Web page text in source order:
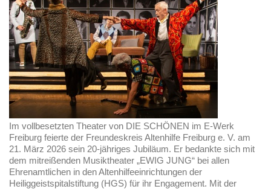
Im vollbesetzten Theater von DIE SCHÖNEN im E-Werk
Freiburg feierte der Freundeskreis Altenhilfe Freiburg e. V. am
21. März 2026 sein 20-jähriges Jubiläum. Er bedankte sich mit
dem mitreißenden Musiktheater „EWIG JUNG“ bei allen
Ehrenamtlichen in den Altenhilfeeinrichtungen der
Heiliggeistspitalstiftung (HGS) für ihr Engagement. Mit der